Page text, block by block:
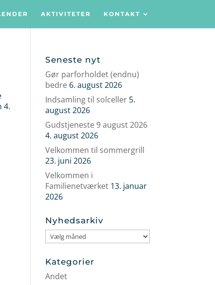
AKTIVITETER KONTAKT
4.
Seneste nyt
Gør parforholdet (endnu)
bedre 6. august 2026
Indsamling til solceller 5.
august 2026
Gudstjeneste 9 august 2026
4. august 2026
Velkommen til sommergrill
23. juni 2026
Velkommen i
Familienetværket 13. januar
2026
Nyhedsarkiv
Nyhedsarkiv
Kategorier
Andet